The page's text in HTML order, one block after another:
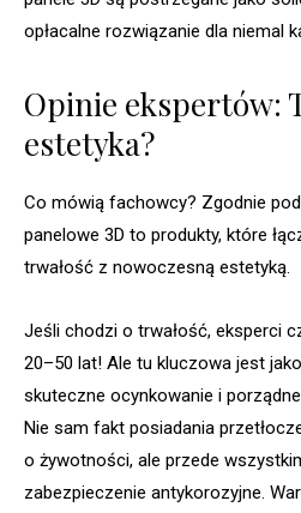
opłacalne rozwiązanie dla niemal
Opinie ekspertów:
estetyka?
Co mówią fachowcy? Zgodnie
panelowe 3D to produkty, które
trwałość z nowoczesną estetyką.
Jeśli chodzi o trwałość, eksperci
20–50 lat! Ale tu kluczowa jest
skuteczne ocynkowanie i
Nie sam fakt posiadania
o żywotności, ale przede
zabezpieczenie antykorozyjne.